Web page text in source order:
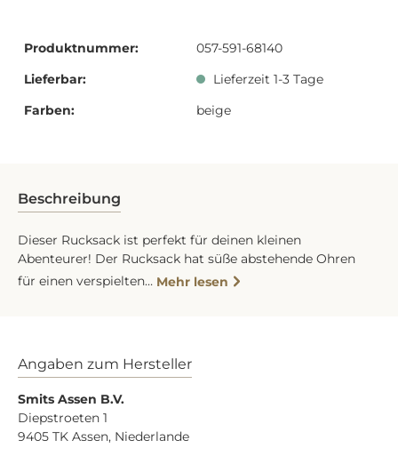
Produktnummer:
057-591-68140
Lieferbar:
Lieferzeit 1-3 Tage
Farben:
beige
Beschreibung
Dieser Rucksack ist perfekt für deinen kleinen
Abenteurer! Der Rucksack hat süße abstehende Ohren
für einen verspielten… Mehr lesen
Angaben zum Hersteller
Smits Assen B.V.
Diepstroeten 1
9405 TK Assen, Niederlande